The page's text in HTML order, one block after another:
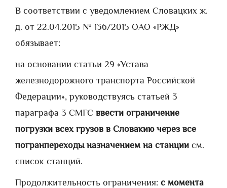
В соответствии с уведомлением Словацких ж.
д. от 22.04.2015 № 136/2015 ОАО «РЖД»
обязывает:
на основании статьи 29 «Устава
железнодорожного транспорта Российской
Федерации», руководствуясь статьей 3
параграфа 3 СМГС ввести ограничение
погрузки всех грузов в Словакию через все
погранпереходы назначением на станции см.
список станций.
Продолжительность ограничения: с момента